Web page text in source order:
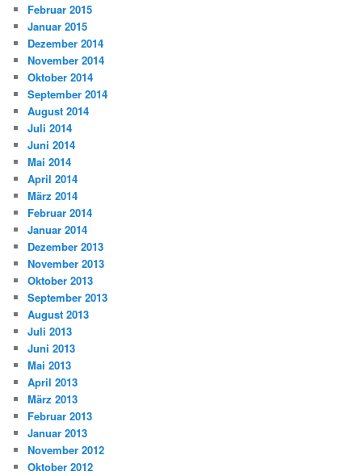
Februar 2015
Januar 2015
Dezember 2014
November 2014
Oktober 2014
September 2014
August 2014
Juli 2014
Juni 2014
Mai 2014
April 2014
März 2014
Februar 2014
Januar 2014
Dezember 2013
November 2013
Oktober 2013
September 2013
August 2013
Juli 2013
Juni 2013
Mai 2013
April 2013
März 2013
Februar 2013
Januar 2013
November 2012
Oktober 2012